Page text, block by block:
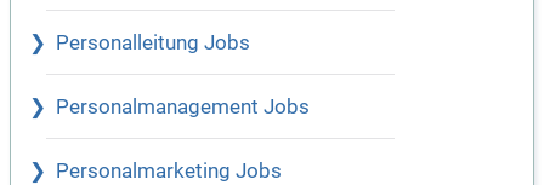
Personalleitung Jobs
Personalmanagement Jobs
Personalmarketing Jobs